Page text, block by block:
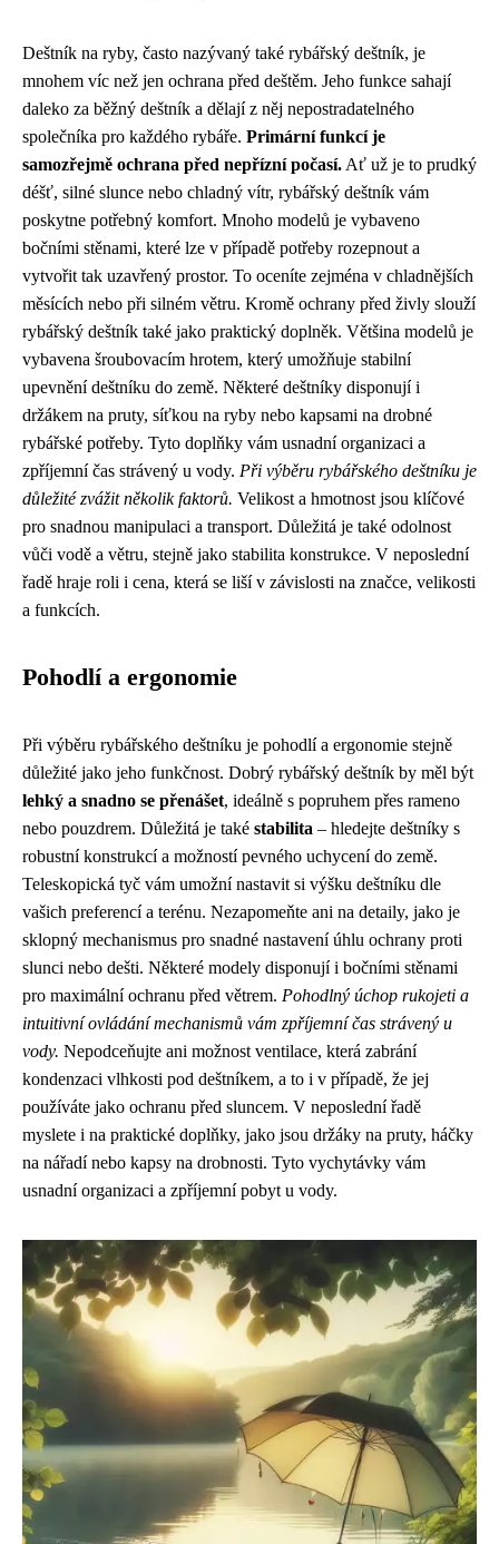
Deštník na ryby, často nazývaný také rybářský deštník, je
mnohem víc než jen ochrana před deštěm. Jeho funkce sahají
daleko za běžný deštník a dělají z něj nepostradatelného
společníka pro každého rybáře. Primární funkcí je
samozřejmě ochrana před nepřízní počasí. Ať už je to prudký
déšť, silné slunce nebo chladný vítr, rybářský deštník vám
poskytne potřebný komfort. Mnoho modelů je vybaveno
bočními stěnami, které lze v případě potřeby rozepnout a
vytvořit tak uzavřený prostor. To oceníte zejména v chladnějších
měsících nebo při silném větru. Kromě ochrany před živly slouží
rybářský deštník také jako praktický doplněk. Většina modelů je
vybavena šroubovacím hrotem, který umožňuje stabilní
upevnění deštníku do země. Některé deštníky disponují i ​​
držákem na pruty, síťkou na ryby nebo kapsami na drobné
rybářské potřeby. Tyto doplňky vám usnadní organizaci a
zpříjemní čas strávený u vody. Při výběru rybářského deštníku je
důležité zvážit několik faktorů. Velikost a hmotnost jsou klíčové
pro snadnou manipulaci a transport. Důležitá je také odolnost
vůči vodě a větru, stejně jako stabilita konstrukce. V neposlední
řadě hraje roli i cena, která se liší v závislosti na značce, velikosti
a funkcích.
Pohodlí a ergonomie
Při výběru rybářského deštníku je pohodlí a ergonomie stejně
důležité jako jeho funkčnost. Dobrý rybářský deštník by měl být
lehký a snadno se přenášet, ideálně s popruhem přes rameno
nebo pouzdrem. Důležitá je také stabilita – hledejte deštníky s
robustní konstrukcí a možností pevného uchycení do země.
Teleskopická tyč vám umožní nastavit si výšku deštníku dle
vašich preferencí a terénu. Nezapomeňte ani na detaily, jako je
sklopný mechanismus pro snadné nastavení úhlu ochrany proti
slunci nebo dešti. Některé modely disponují i bočními stěnami
pro maximální ochranu před větrem. Pohodlný úchop rukojeti a
intuitivní ovládání mechanismů vám zpříjemní čas strávený u
vody. Nepodceňujte ani možnost ventilace, která zabrání
kondenzaci vlhkosti pod deštníkem, a to i v případě, že jej
používáte jako ochranu před sluncem. V neposlední řadě
myslete i na praktické doplňky, jako jsou držáky na pruty, háčky
na nářadí nebo kapsy na drobnosti. Tyto vychytávky vám
usnadní organizaci a zpříjemní pobyt u vody.